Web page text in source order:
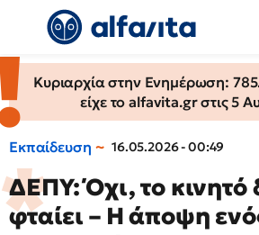
Κυριαρχία στην Ενημέρωση:
είχε το alfavita.gr στις 5
Εκπαίδευση 16.05.2026 - 00:49
ΔΕΠΥ: Όχι, το κινητό
φταίει – Η άποψη